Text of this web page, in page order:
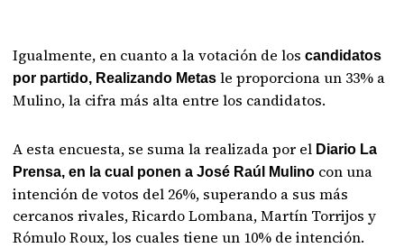
Igualmente, en cuanto a la votación de los candidatos
por partido, Realizando Metas le proporciona un 33% a
Mulino, la cifra más alta entre los candidatos.
A esta encuesta, se suma la realizada por el Diario La
Prensa, en la cual ponen a José Raúl Mulino con una
intención de votos del 26%, superando a sus más
cercanos rivales, Ricardo Lombana, Martín Torrijos y
Rómulo Roux, los cuales tiene un 10% de intención.